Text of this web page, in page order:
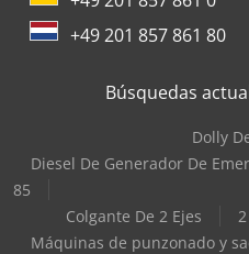
+49 201 857 861 80
Búsquedas
Dolly
Diesel De Generador De
85
Colgante De 2 Ejes
Máquinas de punzonado y